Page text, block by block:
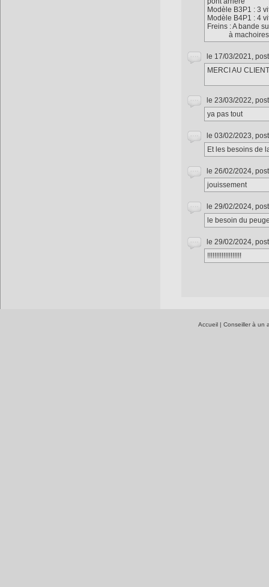
Modèle B3P1 : 3
Modèle B4P1 : 4
Freins : A bande
à machoires
le 17/03/2021,
MERCI AU
le 23/03/2022,
ya pas tout
le 03/02/2023,
Et les besoins de
le 26/02/2024,
jouissement
le 29/02/2024,
le besoin du
le 29/02/2024,
!!!!!!!!!!!!!!!!!!!
Accueil | Conseiller à un